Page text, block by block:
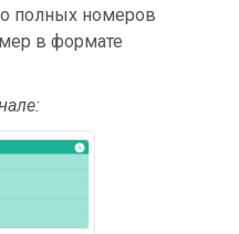
полных номеров
в формате